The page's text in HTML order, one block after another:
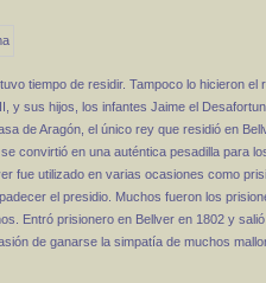
tiempo de residir. Tampoco lo hicieron el
y sus hijos, los infantes Jaime el
de Aragón, el único rey que residió en
convirtió en una auténtica pesadilla para
fue utilizado en varias ocasiones como
el presidio. Muchos fueron los
Entró prisionero en Bellver en 1802 y
de ganarse la simpatía de muchos